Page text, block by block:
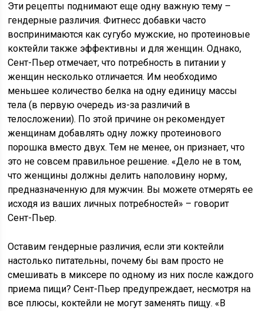
Эти рецепты поднимают еще одну важную тему –
гендерные различия. Фитнесс добавки часто
воспринимаются как сугубо мужские, но протеиновые
коктейли также эффективны и для женщин. Однако,
Сент-Пьер отмечает, что потребность в питании у
женщин несколько отличается. Им необходимо
меньшее количество белка на одну единицу массы
тела (в первую очередь из-за различий в
телосложении). По этой причине он рекомендует
женщинам добавлять одну ложку протеинового
порошка вместо двух. Тем не менее, он признает, что
это не совсем правильное решение. «Дело не в том,
что женщины должны делить наполовину норму,
предназначенную для мужчин. Вы можете отмерять ее
исходя из ваших личных потребностей» – говорит
Сент-Пьер.
Оставим гендерные различия, если эти коктейли
настолько питательны, почему бы вам просто не
смешивать в миксере по одному из них после каждого
приема пищи? Сент-Пьер предупреждает, несмотря на
все плюсы, коктейли не могут заменять пищу. «В